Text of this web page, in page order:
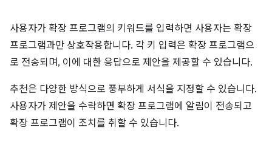
사용자가 확장 프로그램의 키워드를 입력하면 사용자는 확장
프로그램과만 상호작용합니다. 각 키 입력은 확장 프로그램으
로 전송되며, 이에 대한 응답으로 제안을 제공할 수 있습니다.
추천은 다양한 방식으로 풍부하게 서식을 지정할 수 있습니다.
사용자가 제안을 수락하면 확장 프로그램에 알림이 전송되고
확장 프로그램이 조치를 취할 수 있습니다.